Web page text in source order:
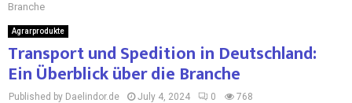
Branche
Agrarprodukte
Transport und Spedition in Deutschland:
Ein Überblick über die Branche
Published by Daelindor.de July 4, 2024 0 768